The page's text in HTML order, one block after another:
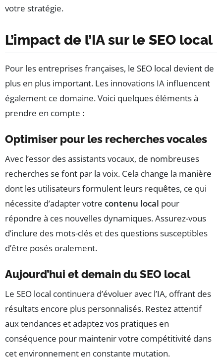
votre stratégie.
L’impact de l’IA sur le SEO local
Pour les entreprises françaises, le SEO local devient de
plus en plus important. Les innovations IA influencent
également ce domaine. Voici quelques éléments à
prendre en compte :
Optimiser pour les recherches vocales
Avec l’essor des assistants vocaux, de nombreuses
recherches se font par la voix. Cela change la manière
dont les utilisateurs formulent leurs requêtes, ce qui
nécessite d’adapter votre contenu local pour
répondre à ces nouvelles dynamiques. Assurez-vous
d’inclure des mots-clés et des questions susceptibles
d’être posés oralement.
Aujourd’hui et demain du SEO local
Le SEO local continuera d’évoluer avec l’IA, offrant des
résultats encore plus personnalisés. Restez attentif
aux tendances et adaptez vos pratiques en
conséquence pour maintenir votre compétitivité dans
cet environnement en constante mutation.